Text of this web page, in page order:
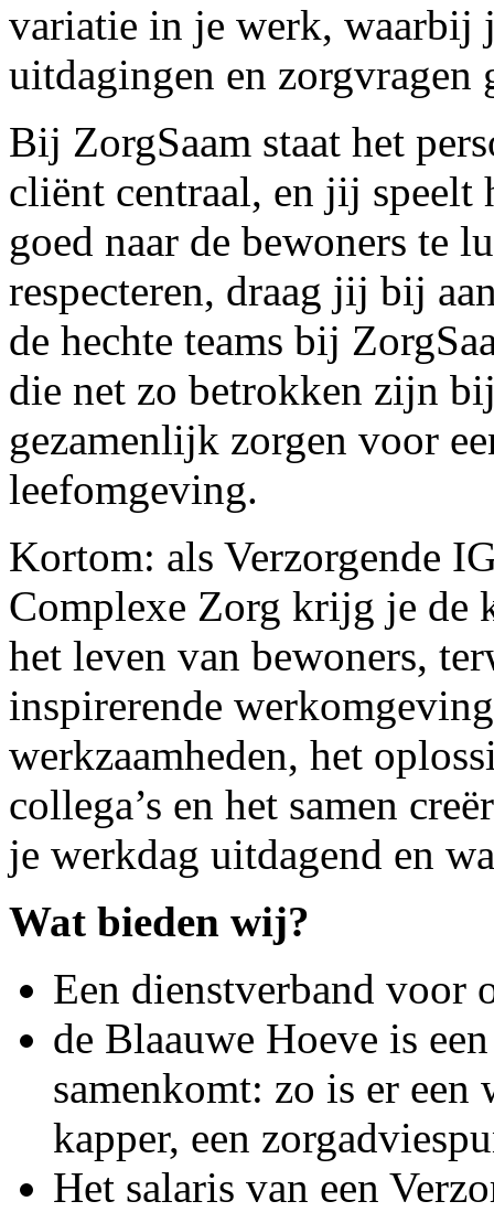
variatie in je werk, waarbij
uitdagingen en zorgvragen
Bij ZorgSaam staat het
cliënt centraal, en jij
goed naar de bewoners te
respecteren, draag jij bij
de hechte teams bij
die net zo betrokken zijn
gezamenlijk zorgen voor
leefomgeving.
Kortom: als Verzorgende
Complexe Zorg krijg je de
het leven van bewoners,
inspirerende
werkzaamheden, het
collega’s en het samen
je werkdag uitdagend en
Wat bieden wij?
Een dienstverband voor
de Blaauwe Hoeve is
samenkomt: zo is er een
kapper, een
Het salaris van een